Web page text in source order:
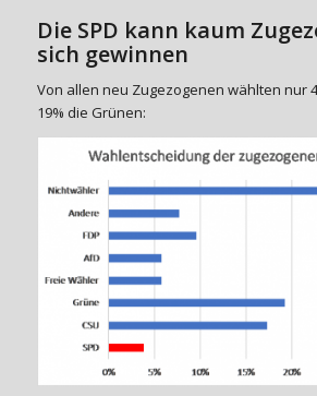
Die SPD kann kaum
sich gewinnen
Von allen neu Zugezogenen wählten nur
19% die Grünen: